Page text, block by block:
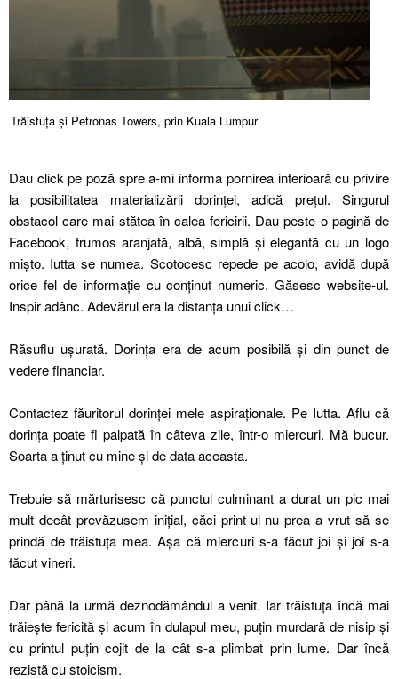
Trăistuța și Petronas Towers, prin Kuala Lumpur
Dau click pe poză spre a-mi informa pornirea interioară cu privire
la posibilitatea materializării dorinței, adică prețul. Singurul
obstacol care mai stătea în calea fericirii. Dau peste o pagină de
Facebook, frumos aranjată, albă, simplă și elegantă cu un logo
mișto. Iutta se numea. Scotocesc repede pe acolo, avidă după
orice fel de informație cu conținut numeric. Găsesc website-ul.
Inspir adânc. Adevărul era la distanța unui click…
Răsuflu ușurată. Dorința era de acum posibilă și din punct de
vedere financiar.
Contactez făuritorul dorinței mele aspiraționale. Pe Iutta. Aflu că
dorința poate fi palpată în câteva zile, într-o miercuri. Mă bucur.
Soarta a ținut cu mine și de data aceasta.
Trebuie să mărturisesc că punctul culminant a durat un pic mai
mult decât prevăzusem inițial, căci print-ul nu prea a vrut să se
prindă de trăistuța mea. Așa că miercuri s-a făcut joi și joi s-a
făcut vineri.
Dar până la urmă deznodămândul a venit. Iar trăistuța încă mai
trăiește fericită și acum în dulapul meu, puțin murdară de nisip și
cu printul puțin cojit de la cât s-a plimbat prin lume. Dar încă
rezistă cu stoicism.